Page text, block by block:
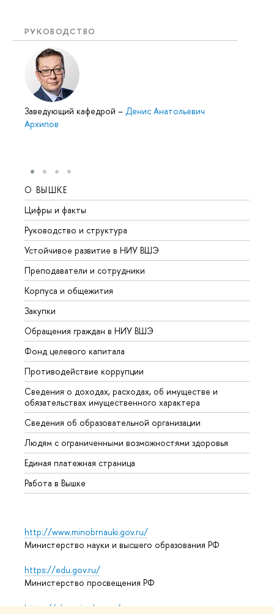
РУКОВОДСТВО
Заведующий кафедрой – Денис Анатольевич
Архипов
О ВЫШКЕ
Цифры и факты
Руководство и структура
Устойчивое развитие в НИУ ВШЭ
Преподаватели и сотрудники
Корпуса и общежития
Закупки
Обращения граждан в НИУ ВШЭ
Фонд целевого капитала
Противодействие коррупции
Сведения о доходах, расходах, об имуществе и
обязательствах имущественного характера
Сведения об образовательной организации
Людям с ограниченными возможностями здоровья
Единая платежная страница
Работа в Вышке
http://www.minobrnauki.gov.ru/
Министерство науки и высшего образования РФ
https://edu.gov.ru/
Министерство просвещения РФ
https://elearning.hse.ru/mooc